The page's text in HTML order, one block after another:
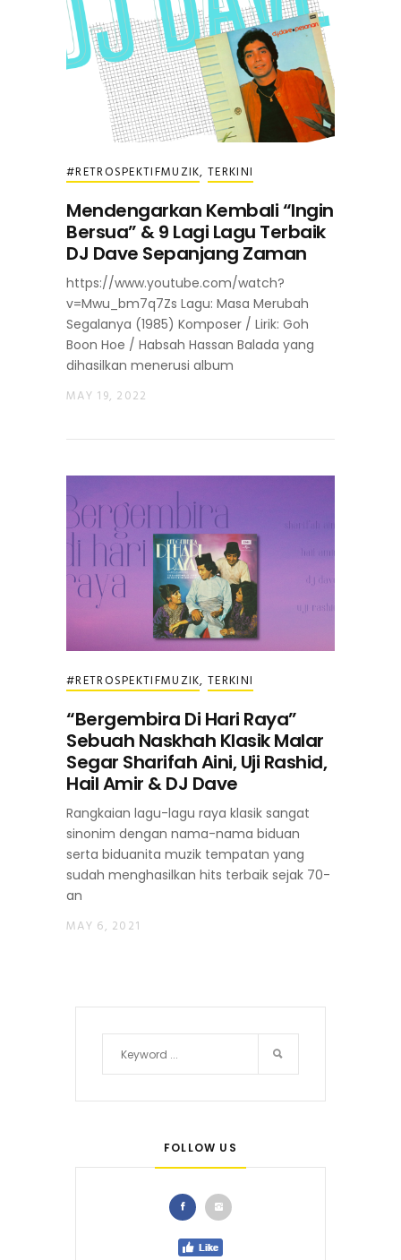
#RETROSPEKTIFMUZIK,TERKINI
Mendengarkan Kembali “Ingin
Bersua” & 9 Lagi Lagu Terbaik
DJ Dave Sepanjang Zaman
https://www.youtube.com/watch?
v=Mwu_bm7q7Zs Lagu: Masa Merubah
Segalanya (1985) Komposer / Lirik: Goh
Boon Hoe / Habsah Hassan Balada yang
dihasilkan menerusi album
MAY 19, 2022
#RETROSPEKTIFMUZIK,TERKINI
“Bergembira Di Hari Raya”
Sebuah Naskhah Klasik Malar
Segar Sharifah Aini, Uji Rashid,
Hail Amir & DJ Dave
Rangkaian lagu-lagu raya klasik sangat
sinonim dengan nama-nama biduan
serta biduanita muzik tempatan yang
sudah menghasilkan hits terbaik sejak 70-
an
MAY 6, 2021
FOLLOW US